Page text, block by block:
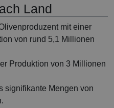
Land
mit einer
von rund 5,1 Millionen
Produktion von 3 Millionen
signifikante Mengen von